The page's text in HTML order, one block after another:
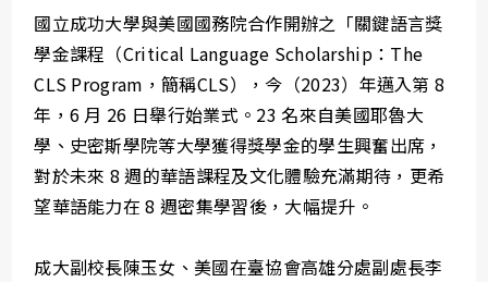
國立成功大學與美國國務院合作開辦之「關鍵語言獎
學金課程（Critical Language Scholarship：The
CLS Program，簡稱CLS），今（2023）年邁入第 8
年，6 月 26 日舉行始業式。23 名來自美國耶魯大
學、史密斯學院等大學獲得獎學金的學生興奮出席，
對於未來 8 週的華語課程及文化體驗充滿期待，更希
望華語能力在 8 週密集學習後，大幅提升。
成大副校長陳玉女、美國在臺協會高雄分處副處長李